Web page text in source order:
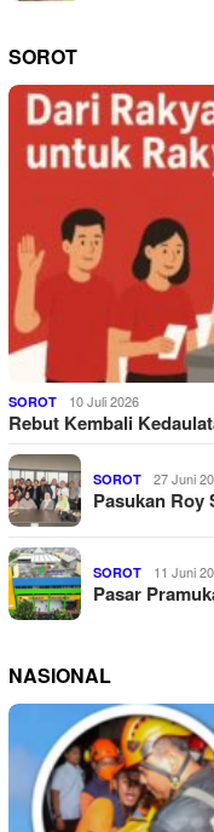
SOROT
SOROT 10 Juli 2026
Rebut Kembali
SOROT 27 Juni
Pasukan Roy
SOROT 11 Juni
Pasar
NASIONAL